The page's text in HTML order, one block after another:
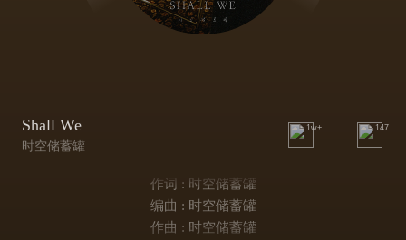
Shall We
时空储蓄罐
1w+ 147
作词 : 时空储蓄罐
编曲 : 时空储蓄罐
作曲 : 时空储蓄罐